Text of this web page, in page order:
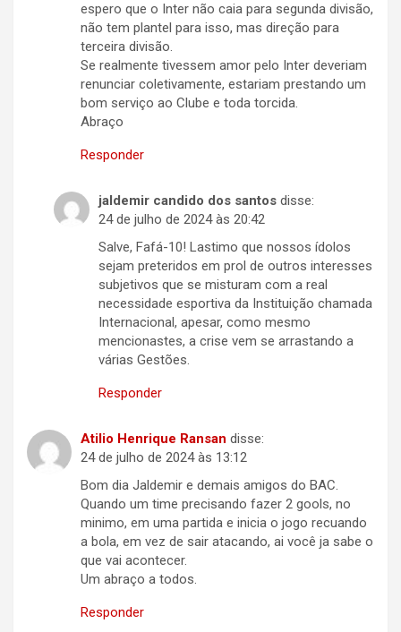
espero que o Inter não caia para segunda divisão,
não tem plantel para isso, mas direção para
terceira divisão.
Se realmente tivessem amor pelo Inter deveriam
renunciar coletivamente, estariam prestando um
bom serviço ao Clube e toda torcida.
Abraço
Responder
jaldemir candido dos santos disse:
24 de julho de 2024 às 20:42
Salve, Fafá-10! Lastimo que nossos ídolos
sejam preteridos em prol de outros interesses
subjetivos que se misturam com a real
necessidade esportiva da Instituição chamada
Internacional, apesar, como mesmo
mencionastes, a crise vem se arrastando a
várias Gestões.
Responder
Atilio Henrique Ransan disse:
24 de julho de 2024 às 13:12
Bom dia Jaldemir e demais amigos do BAC.
Quando um time precisando fazer 2 gools, no
minimo, em uma partida e inicia o jogo recuando
a bola, em vez de sair atacando, ai você ja sabe o
que vai acontecer.
Um abraço a todos.
Responder